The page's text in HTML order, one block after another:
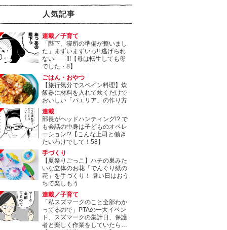
人気記事
連載／子育て
「陛下、寝所の準備が整いまし
た」まずいまずいっ!! 逃げられ
ない――!!!【母は転生しても母
でした・8】
ごはん・おやつ
【旅行気分でスペイン料理】炊
飯器に材料を入れて炊くだけで
おいしい「パエリア」の作り方
連載
部長がヘッドハンティング!? で
も会話の中身は子どものオペレ
ーション!?【こんな上司と働き
たいわけでして！58】
手づくり
【夏祭りごっこ】ハチの巣みた
いな立体のお花「でんぐり紙の
花」を手づくり！ 暑い日はおう
ちで楽しもう
連載／子育て
「私スズマークのこと全部わか
ってるので」PTAの一大イベン
ト、スズマークの集計日、保護
者と楽しく作業をしていたら…